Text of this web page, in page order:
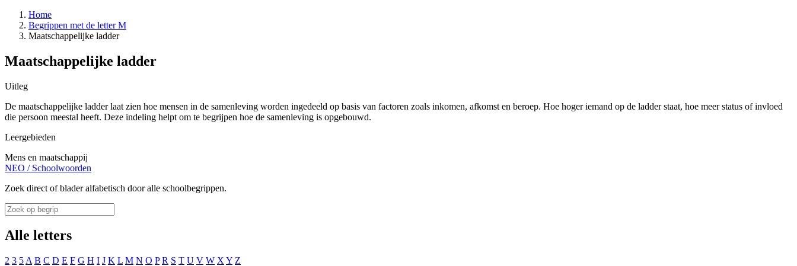
Home
Begrippen met de letter M
Maatschappelijke ladder
Maatschappelijke ladder
Uitleg
De maatschappelijke ladder laat zien hoe mensen in de samenleving worden ingedeeld op basis van factoren zoals inkomen, afkomst en beroep. Hoe hoger iemand op de ladder staat, hoe meer status of invloed
die persoon meestal heeft. Deze indeling helpt om te begrijpen hoe de samenleving is opgebouwd.
Leergebieden
Mens en maatschappij
NEO / Schoolwoorden
Zoek direct of blader alfabetisch door alle schoolbegrippen.
Alle letters
2 3 5 A B C D E F G H I J K L M N O P R S T U V W X Y Z